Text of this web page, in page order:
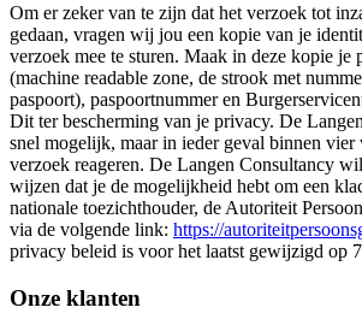
Om er zeker van te zijn dat het verzoek tot
gedaan, vragen wij jou een kopie van je
verzoek mee te sturen. Maak in deze kopie je
(machine readable zone, de strook met
paspoort), paspoortnummer en
Dit ter bescherming van je privacy. De
snel mogelijk, maar in ieder geval binnen
verzoek reageren. De Langen Consultancy
wijzen dat je de mogelijkheid hebt om een
nationale toezichthouder, de Autoriteit
via de volgende link: https://
privacy beleid is voor het laatst gewijzigd op
Onze klanten